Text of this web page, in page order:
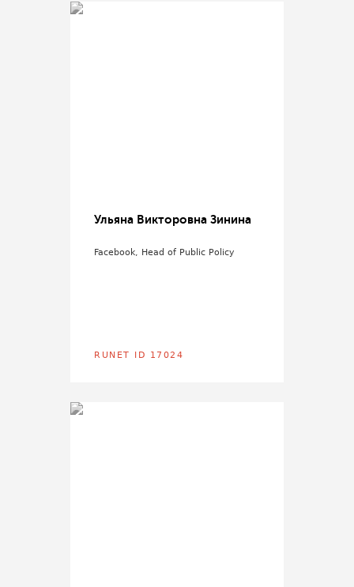
Ульяна Викторовна Зинина
Facebook, Head of Public Policy
RUNET ID 17024